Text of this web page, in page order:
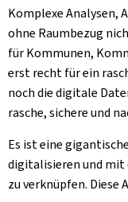
Komplexe Analysen,
ohne Raumbezug
für Kommunen,
erst recht für ein
noch die digitale
rasche, sichere und
Es ist eine
digitalisieren und mit
zu verknüpfen. Diese